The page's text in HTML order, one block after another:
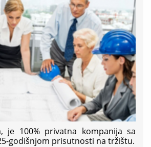
je 100% privatna kompanija sa
godišnjom prisutnosti na tržištu.